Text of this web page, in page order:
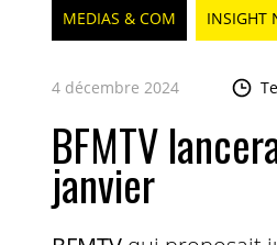
MEDIAS & COM INSIGHT
4 décembre 2024
BFMTV
janvier